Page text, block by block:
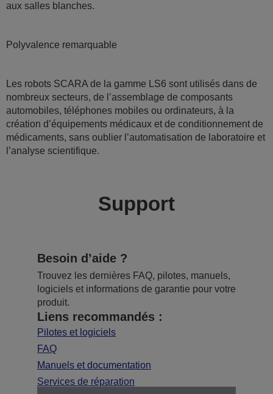
aux salles blanches.
Polyvalence remarquable
Les robots SCARA de la gamme LS6 sont utilisés dans de
nombreux secteurs, de l’assemblage de composants
automobiles, téléphones mobiles ou ordinateurs, à la
création d’équipements médicaux et de conditionnement de
médicaments, sans oublier l’automatisation de laboratoire et
l’analyse scientifique.
Support
Besoin d’aide ?
Trouvez les dernières FAQ, pilotes, manuels,
logiciels et informations de garantie pour votre
produit.
Liens recommandés :
Pilotes et logiciels
FAQ
Manuels et documentation
Services de réparation